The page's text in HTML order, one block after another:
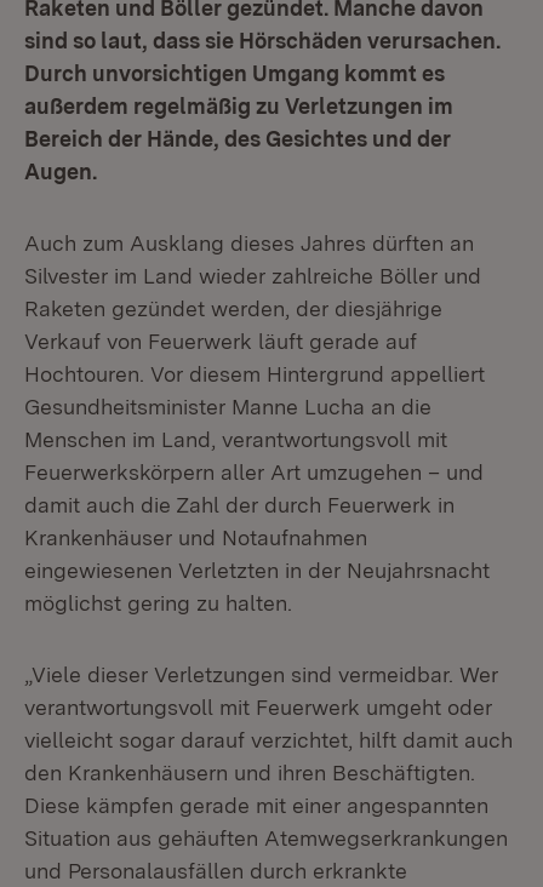
Raketen und Böller gezündet. Manche davon
sind so laut, dass sie Hörschäden verursachen.
Durch unvorsichtigen Umgang kommt es
außerdem regelmäßig zu Verletzungen im
Bereich der Hände, des Gesichtes und der
Augen.
Auch zum Ausklang dieses Jahres dürften an
Silvester im Land wieder zahlreiche Böller und
Raketen gezündet werden, der diesjährige
Verkauf von Feuerwerk läuft gerade auf
Hochtouren. Vor diesem Hintergrund appelliert
Gesundheitsminister Manne Lucha an die
Menschen im Land, verantwortungsvoll mit
Feuerwerkskörpern aller Art umzugehen – und
damit auch die Zahl der durch Feuerwerk in
Krankenhäuser und Notaufnahmen
eingewiesenen Verletzten in der Neujahrsnacht
möglichst gering zu halten.
„Viele dieser Verletzungen sind vermeidbar. Wer
verantwortungsvoll mit Feuerwerk umgeht oder
vielleicht sogar darauf verzichtet, hilft damit auch
den Krankenhäusern und ihren Beschäftigten.
Diese kämpfen gerade mit einer angespannten
Situation aus gehäuften Atemwegserkrankungen
und Personalausfällen durch erkrankte